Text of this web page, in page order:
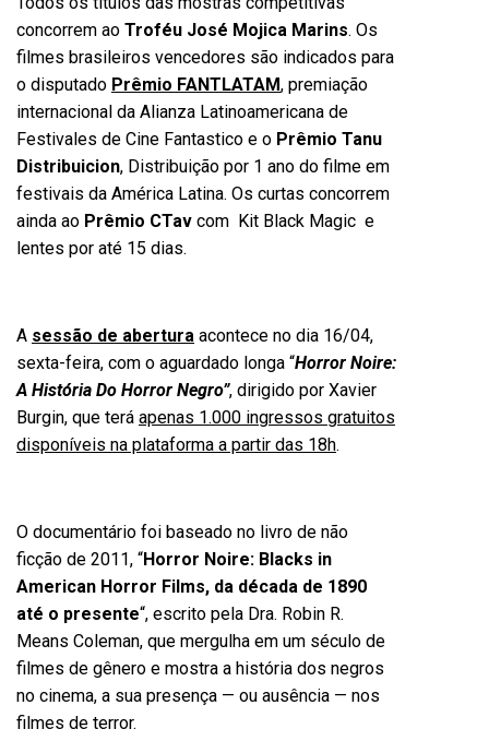
concorrem ao Troféu José Mojica Marins. Os
filmes brasileiros vencedores são indicados para
o disputado Prêmio FANTLATAM, premiação
internacional da Alianza Latinoamericana de
Festivales de Cine Fantastico e o Prêmio Tanu
Distribuicion, Distribuição por 1 ano do filme em
festivais da América Latina. Os curtas concorrem
ainda ao Prêmio CTav com Kit Black Magic e
lentes por até 15 dias.
A sessão de abertura acontece no dia 16/04,
sexta-feira, com o aguardado longa “Horror Noire:
A História Do Horror Negro”, dirigido por Xavier
Burgin, que terá apenas 1.000 ingressos gratuitos
disponíveis na plataforma a partir das 18h.
O documentário foi baseado no livro de não
ficção de 2011, “Horror Noire: Blacks in
American Horror Films, da década de 1890
até o presente“, escrito pela Dra. Robin R.
Means Coleman, que mergulha em um século de
filmes de gênero e mostra a história dos negros
no cinema, a sua presença — ou ausência — nos
filmes de terror.